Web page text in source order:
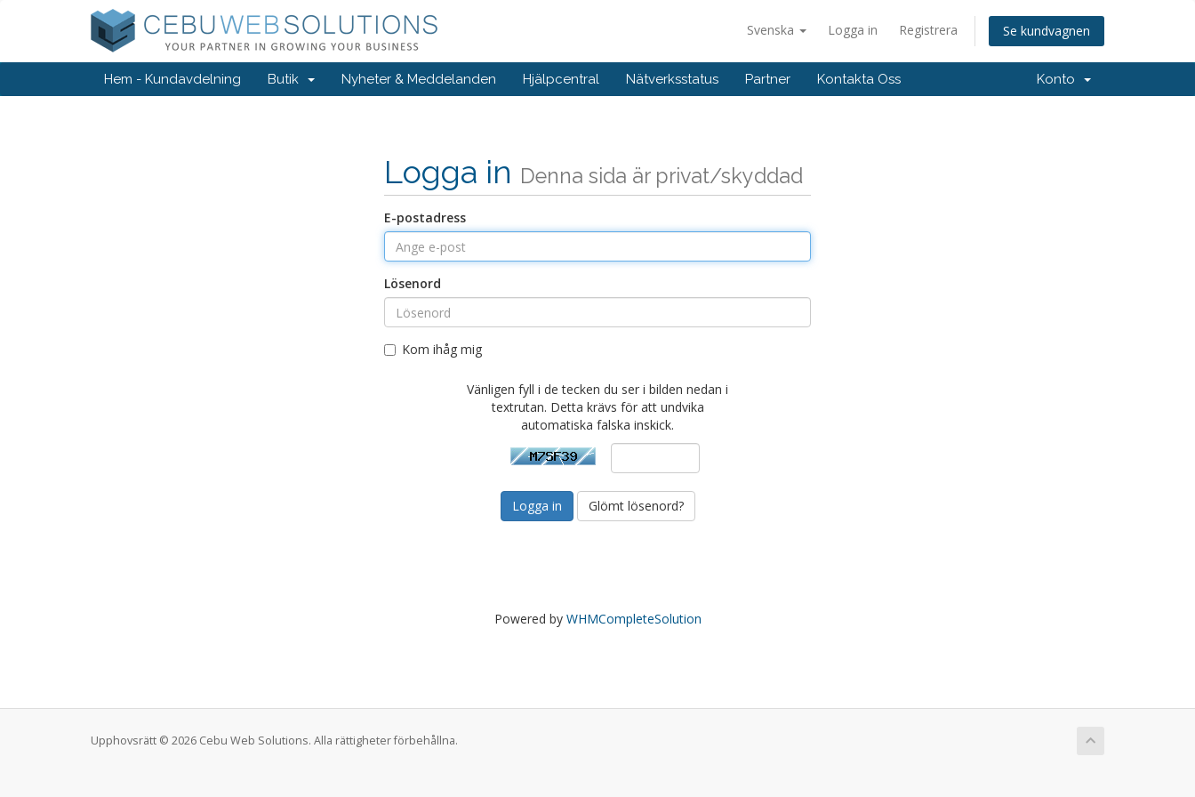
Svenska Logga in Registrera Se kundvagnen
Hem - Kundavdelning Butik Nyheter & Meddelanden Hjälpcentral Nätverksstatus Partner Kontakta Oss Konto
Logga in Denna sida är privat/skyddad
E-postadress
Lösenord
Kom ihåg mig
Vänligen fyll i de tecken du ser i bilden nedan i
textrutan. Detta krävs för att undvika
automatiska falska inskick.
Glömt lösenord?
Powered by WHMCompleteSolution
Upphovsrätt © 2026 Cebu Web Solutions. Alla rättigheter förbehållna.